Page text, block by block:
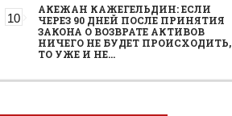
АКЕЖАН КАЖЕГЕЛЬДИН: ЕСЛИ
ЧЕРЕЗ 90 ДНЕЙ ПОСЛЕ ПРИНЯТИЯ
ЗАКОНА О ВОЗВРАТЕ АКТИВОВ
НИЧЕГО НЕ БУДЕТ ПРОИСХОДИТЬ,
ТО УЖЕ И НЕ…